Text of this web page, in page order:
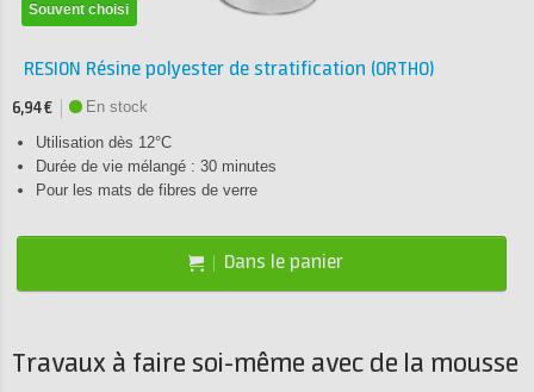
Souvent choisi
RESION Résine polyester de stratification (ORTHO)
6,94 €
En stock
Utilisation dès 12°C
Durée de vie mélangé : 30 minutes
Pour les mats de fibres de verre
Dans le panier
Travaux à faire soi-même avec de la mousse